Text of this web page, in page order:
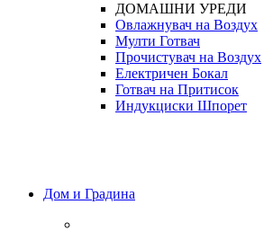
ДОМАШНИ УРЕДИ
Овлажнувач на Воздух
Мулти Готвач
Прочистувач на Воздух
Електричен Бокал
Готвач на Притисок
Индукциски Шпорет
Дом и Градина